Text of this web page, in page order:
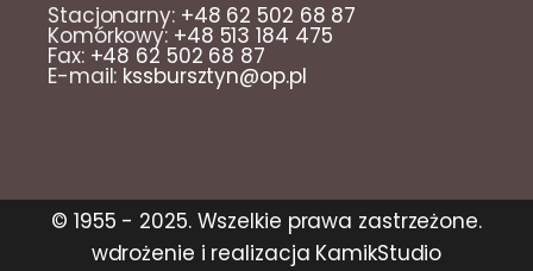
Stacjonarny: +48 62 502 68 87
Komórkowy: +48 513 184 475
Fax: +48 62 502 68 87
E-mail: kssbursztyn@op.pl
© 1955 - 2025. Wszelkie prawa zastrzeżone.
wdrożenie i realizacja KamikStudio